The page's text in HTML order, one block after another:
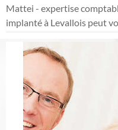
Mattei - expertise
implanté à Levallois peut